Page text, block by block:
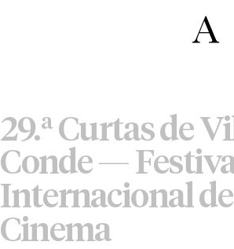
29.ª Curtas de
Conde —
Internacional de
Cinema